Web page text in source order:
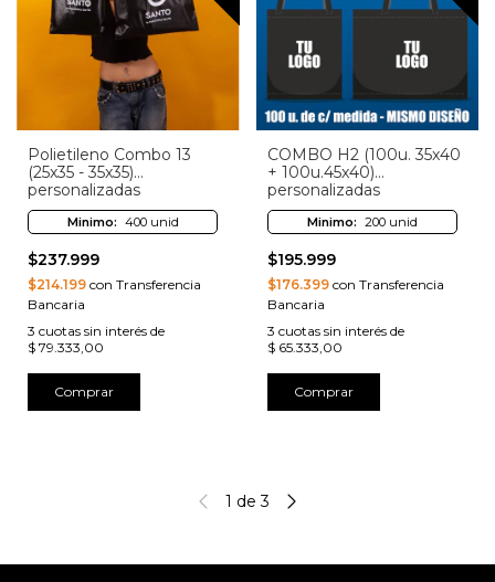
Polietileno Combo 13
(25x35 - 35x35)
personalizadas
Minimo: 400 unid
$237.999
$214.199 con Transferencia
Bancaria
3 cuotas sin interés de
$ 79.333,00
Comprar
COMBO H2 (100u. 35x40
+ 100u.45x40)
personalizadas
Minimo: 200 unid
$195.999
$176.399con Transferencia
Bancaria
3 cuotas sin interés de
$ 65.333,00
Comprar
1 de 3